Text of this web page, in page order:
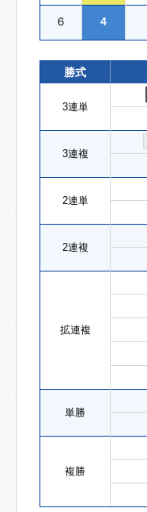
６ 4
勝式
3連単
3連複
2連単
2連複
拡連複
単勝
複勝